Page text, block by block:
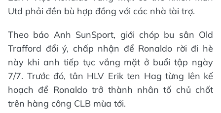
Utd phải đền bù hợp đồng với các nhà tài trợ.
Theo báo Anh SunSport, giới chóp bu sân Old
Trafford đổi ý, chấp nhận để Ronaldo rời đi hè
này khi anh tiếp tục vắng mặt ở buổi tập ngày
7/7. Trước đó, tân HLV Erik ten Hag từng lên kế
hoạch để Ronaldo trở thành nhân tố chủ chốt
trên hàng công CLB mùa tới.